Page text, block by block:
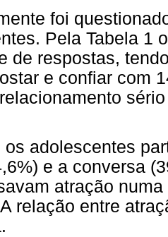
foi
Pela Tabela 1
de respostas,
e confiar com
os adolescentes
e a conversa
atração
relação entre